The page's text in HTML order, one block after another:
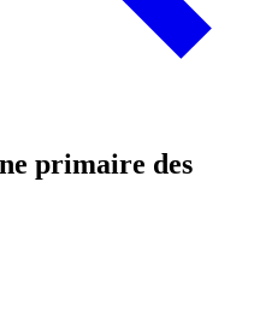
primaire des